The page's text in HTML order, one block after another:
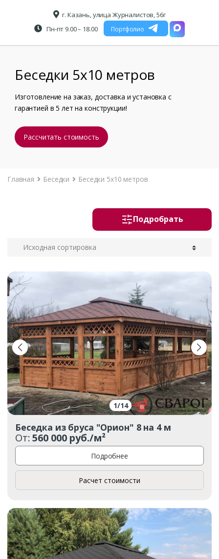
г. Казань, улица Журналистов, 56г
Пн-пт 9.00 – 18.00
Портфолио
Беседки 5x10 метров
Изготовление на заказ, доставка и установка с
гарантией в 5 лет на конструкции!
Рассчитать стоимость
Главная Беседки Беседки 5x10 метров
Подробрать
1/14
Беседка из бруса "Орион" 8 на 4 м
От:560 000 руб./м²
Подробнее
Расчет стоимости